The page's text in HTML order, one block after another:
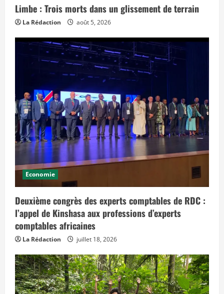
j
o
u
d
’
h
u
i
e
t
q
u
i
p
r
é
v
o
i
t
d
e
s
f
e
t
s
d
a
n
s
e
t
e
m
p
s
Limbe : Trois morts dans un glissement de terrain
La Rédaction août 5, 2026
Economie
Deuxième congrès des experts comptables de RDC :
l’appel de Kinshasa aux professions d’experts
comptables africaines
La Rédaction juillet 18, 2026